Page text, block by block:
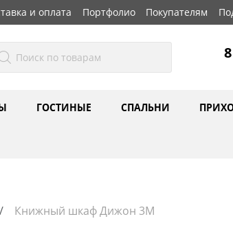
и оплата Портфолио Покупателям
ГОСТИНЫЕ СПАЛЬНИ
Книжный шкаф Дижон 3М